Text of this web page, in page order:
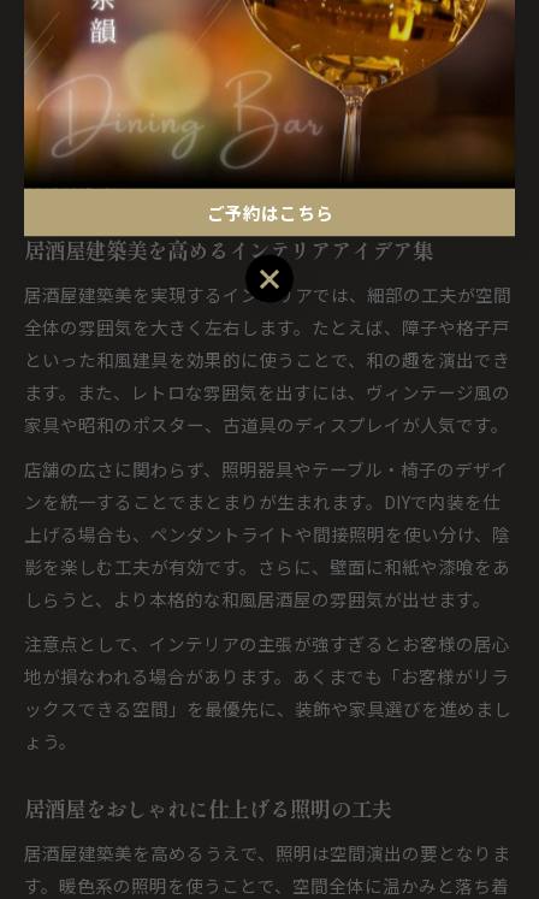
でも空間を有効活用するために、造作棚や壁面収納の工夫が
効果的です。
失敗例としては、テーマが曖昧で統一感がなくなったり、装
飾が多すぎて圧迫感が出てしまうことがあります。開業前に
は必ずイメージ画像や事例を参考に、全体のバランスを検討
しましょう。
居酒屋建築美を高めるインテリアアイデア集
居酒屋建築美を実現するインテリアでは、細部の工夫が空間
全体の雰囲気を大きく左右します。たとえば、障子や格子戸
といった和風建具を効果的に使うことで、和の趣を演出でき
ます。また、レトロな雰囲気を出すには、ヴィンテージ風の
家具や昭和のポスター、古道具のディスプレイが人気です。
店舗の広さに関わらず、照明器具やテーブル・椅子のデザイ
ンを統一することでまとまりが生まれます。DIYで内装を仕
上げる場合も、ペンダントライトや間接照明を使い分け、陰
影を楽しむ工夫が有効です。さらに、壁面に和紙や漆喰をあ
しらうと、より本格的な和風居酒屋の雰囲気が出せます。
注意点として、インテリアの主張が強すぎるとお客様の居心
地が損なわれる場合があります。あくまでも「お客様がリラ
ックスできる空間」を最優先に、装飾や家具選びを進めまし
ょう。
居酒屋をおしゃれに仕上げる照明の工夫
居酒屋建築美を高めるうえで、照明は空間演出の要となりま
す。暖色系の照明を使うことで、空間全体に温かみと落ち着
ご予約はこちら
ご予約はこちら